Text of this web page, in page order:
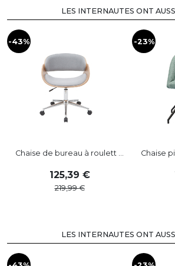
LES INTERNAUTES ONT
-43%
Chaise de bureau à roulett ...
125,39
219,99
-23%
Chaise
LES INTERNAUTES ONT